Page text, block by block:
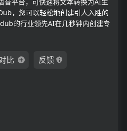
，您可以轻松地创建引人入胜的
的行业领先AI在几秒钟内创建专
比 反馈